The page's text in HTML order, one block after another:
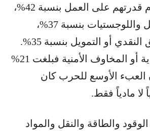
الموظفين أو عدم قدرتهم على العمل بنسبة 42%،
واضطرابات النقل واللوجستيات بنسبة 37%،
ومشكلات التدفّق النقدي أو التمويل بنسبة 35%.
أمّا الأضرار المادية أو المخاوف الأمنية فبلغت 21%
العبء الأوسع للحرب كان
لا مادياً فقط.
والطاقة والنقل والمواد